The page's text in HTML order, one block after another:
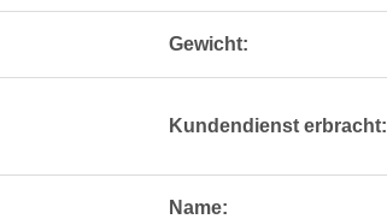
Gewicht:
Kundendienst erbracht:
Name: